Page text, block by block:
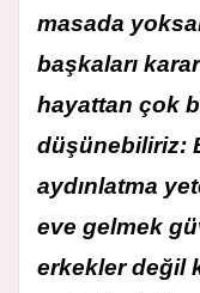
masada
başkaları
hayattan çok
düşünebiliriz:
aydınlatma
eve gelmek
erkekler değil